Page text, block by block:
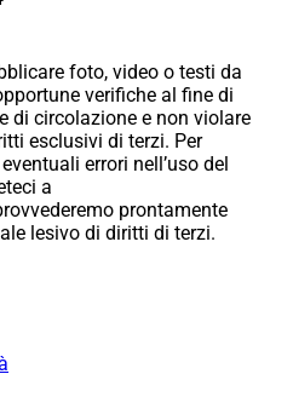
foto, video o testi da
verifiche al fine di
di circolazione e non violare
esclusivi di terzi. Per
errori nell’uso del
a
prontamente
lesivo di diritti di terzi.